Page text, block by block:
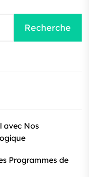
Recherche
avec Nos
Programmes de